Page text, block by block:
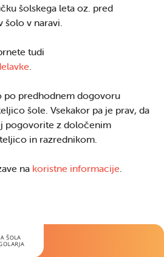
šolskega leta oz. pred
šolo v naravi.
tudi
.
po predhodnem dogovoru
šole. Vsekakor pa je prav, da
pogovorite z določenim
in razrednikom.
na koristne informacije.